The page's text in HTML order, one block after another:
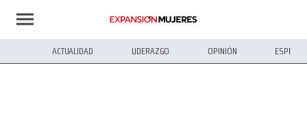
ACTUALIDAD LIDERAZGO OPINIÓN